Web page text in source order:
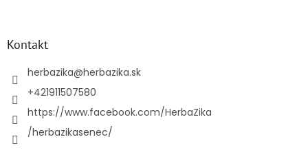
Kontakt
herbazika@herbazika.sk
+421911507580
https://www.facebook.com/HerbaZika
/herbazikasenec/